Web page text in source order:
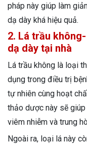
pháp này giúp làm
dạ dày khá hiệu quả.
2. Lá trầu
dạ dày tại nhà
Lá trầu không là loại
dụng trong điều trị
tự nhiên cùng hoạt
thảo dược này sẽ
viêm nhiễm và trung
Ngoài ra, loại lá này